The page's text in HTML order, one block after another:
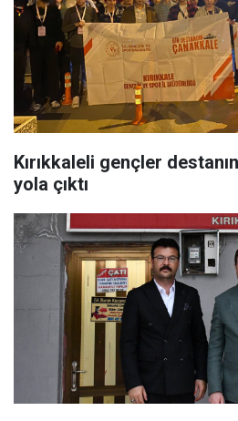
Kırıkkaleli gençler
yola çıktı